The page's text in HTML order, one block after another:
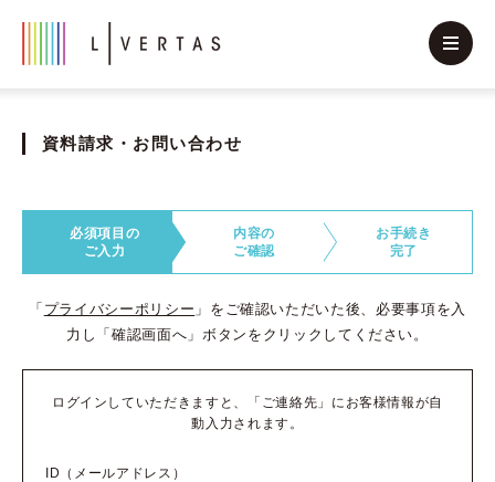
資料請求・お問い合わせ
必須項目の
ご入力
内容の
ご確認
お手続き
完了
「 プライバシーポリシー 」をご確認いただいた後、必要事項を入
力し「確認画面へ」ボタンをクリックしてください。
ログインしていただきますと、「ご連絡先」にお客様情報が自
動入力されます。
ID（メールアドレス）